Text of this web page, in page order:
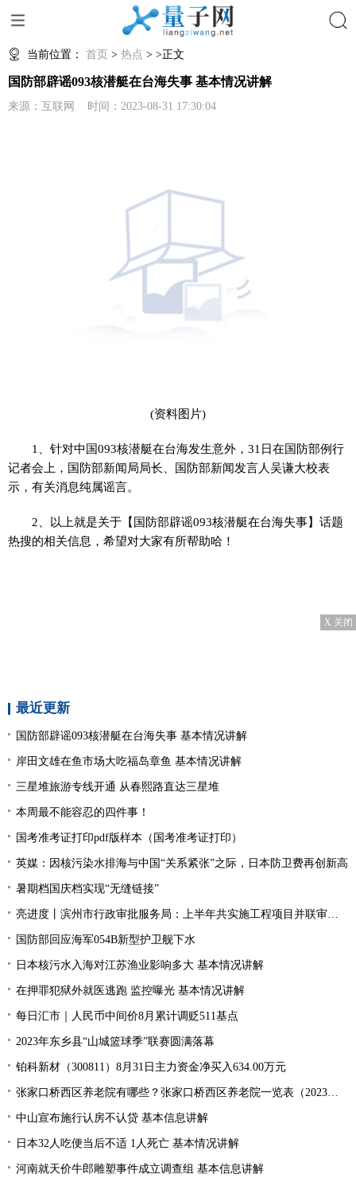
当前位置： 首页 > 热点 > >正文
国防部辟谣093核潜艇在台海失事 基本情况讲解
来源：互联网 时间：2023-08-31 17:30:04
(资料图片)
1、针对中国093核潜艇在台海发生意外，31日在国防部例行
记者会上，国防部新闻局局长、国防部新闻发言人吴谦大校表
示，有关消息纯属谣言。
2、以上就是关于【国防部辟谣093核潜艇在台海失事】话题
热搜的相关信息，希望对大家有所帮助哈！
X 关闭
最近更新
国防部辟谣093核潜艇在台海失事 基本情况讲解
岸田文雄在鱼市场大吃福岛章鱼 基本情况讲解
三星堆旅游专线开通 从春熙路直达三星堆
本周最不能容忍的四件事！
国考准考证打印pdf版样本（国考准考证打印）
英媒：因核污染水排海与中国“关系紧张”之际，日本防卫费再创新高
暑期档国庆档实现“无缝链接”
亮进度丨滨州市行政审批服务局：上半年共实施工程项目并联审批9894件 并联审批率居全省第一位、办件量全省第二
国防部回应海军054B新型护卫舰下水
日本核污水入海对江苏渔业影响多大 基本情况讲解
在押罪犯狱外就医逃跑 监控曝光 基本情况讲解
每日汇市｜人民币中间价8月累计调贬511基点
2023年东乡县“山城篮球季”联赛圆满落幕
铂科新材（300811）8月31日主力资金净买入634.00万元
张家口桥西区养老院有哪些？张家口桥西区养老院一览表（2023年）
中山宣布施行认房不认贷 基本信息讲解
日本32人吃便当后不适 1人死亡 基本情况讲解
河南就天价牛郎雕塑事件成立调查组 基本信息讲解